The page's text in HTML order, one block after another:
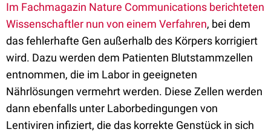
Im Fachmagazin Nature Communications berichteten
Wissenschaftler nun von einem Verfahren, bei dem
das fehlerhafte Gen außerhalb des Körpers korrigiert
wird. Dazu werden dem Patienten Blutstammzellen
entnommen, die im Labor in geeigneten
Nährlösungen vermehrt werden. Diese Zellen werden
dann ebenfalls unter Laborbedingungen von
Lentiviren infiziert, die das korrekte Genstück in sich